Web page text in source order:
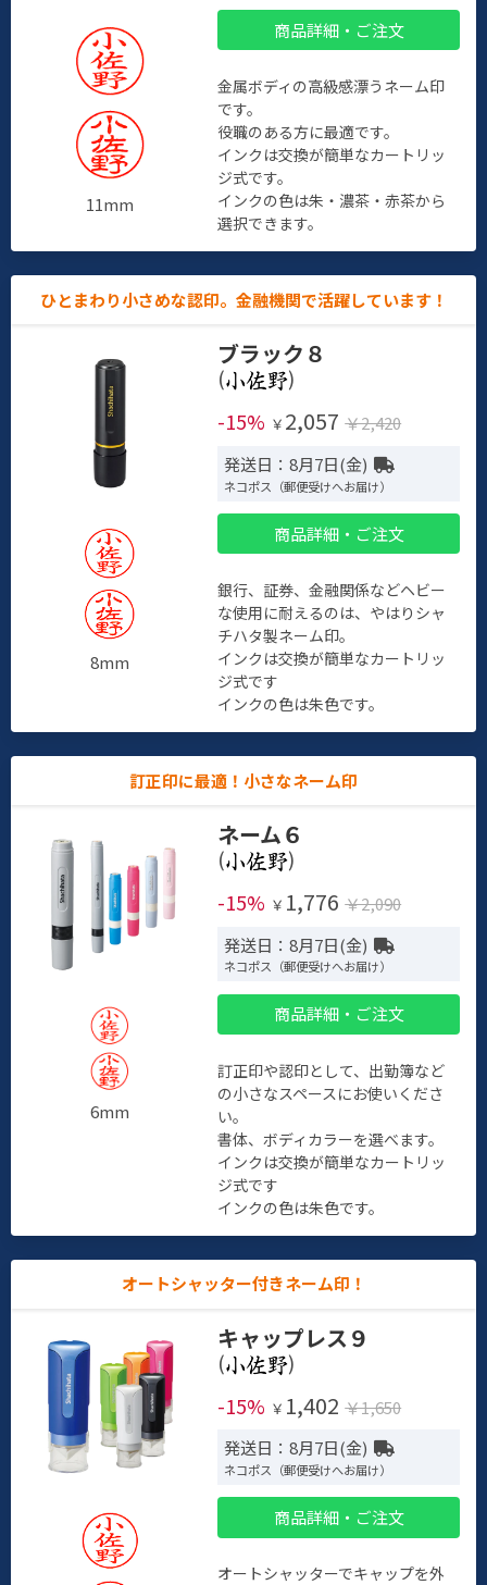
11mm
商品詳細・ご注文
金属ボディの高級感漂うネーム印
です。
役職のある方に最適です。
インクは交換が簡単なカートリッ
ジ式です。
インクの色は朱・濃茶・赤茶から
選択できます。
ひとまわり小さめな認印。金融機関で活躍しています！
8mm
ブラック８
(
)
-15% ￥ 2,057 ￥2,420
発送日：8月7日(金)
ネコポス（郵便受けへお届け）
商品詳細・ご注文
銀行、証券、金融関係などヘビー
な使用に耐えるのは、やはりシャ
チハタ製ネーム印。
インクは交換が簡単なカートリッ
ジ式です
インクの色は朱色です。
訂正印に最適！小さなネーム印
6mm
ネーム６
(
)
-15% ￥ 1,776 ￥2,090
発送日：8月7日(金)
ネコポス（郵便受けへお届け）
商品詳細・ご注文
訂正印や認印として、出勤簿など
の小さなスペースにお使いくださ
い。
書体、ボディカラーを選べます。
インクは交換が簡単なカートリッ
ジ式です
インクの色は朱色です。
オートシャッター付きネーム印！
キャップレス９
(
)
-15% ￥ 1,402 ￥1,650
発送日：8月7日(金)
ネコポス（郵便受けへお届け）
商品詳細・ご注文
オートシャッターでキャップを外